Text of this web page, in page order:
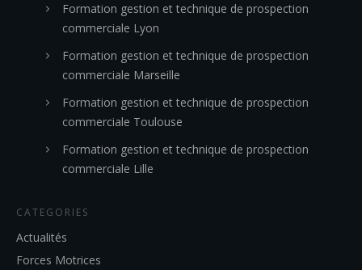
Formation gestion et technique de prospection
commerciale Lyon
Formation gestion et technique de prospection
commerciale Marseille
Formation gestion et technique de prospection
commerciale Toulouse
Formation gestion et technique de prospection
commerciale Lille
CATEGORIES
Actualités
Forces Motrices